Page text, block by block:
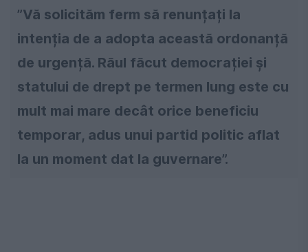
”Vă solicităm ferm să renunțați la
intenția de a adopta această ordonanță
de urgență. Răul făcut democrației și
statului de drept pe termen lung este cu
mult mai mare decât orice beneficiu
temporar, adus unui partid politic aflat
la un moment dat la guvernare”.